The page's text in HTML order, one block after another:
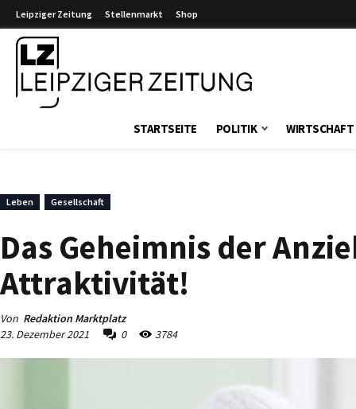
Leipziger Zeitung Stellenmarkt Shop
STARTSEITE POLITIK WIRTSCHAFT
Leben Gesellschaft
Das Geheimnis der
Attraktivität!
Von Redaktion Marktplatz
23. Dezember 2021
0 3784